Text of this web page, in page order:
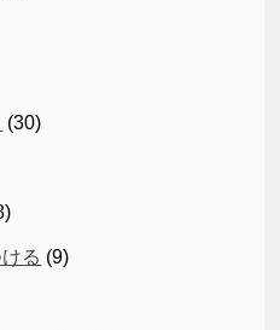
(30)
る (9)